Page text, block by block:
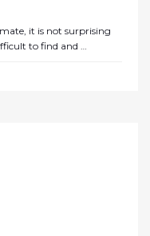
it is not surprising
to find and …